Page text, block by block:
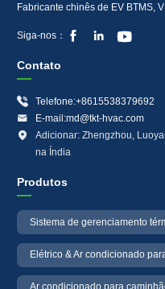
Fabricante chinês de EV BTMS,
Siga-nos：   
Contato

Telefone:+8615538379692

E-mail:md@tkt-hvac.com

Adicionar: Zhengzhou,
na Índia
Produtos
Sistema de gerenciamento
Elétrico & Ar condicionado
Ar condicionado para